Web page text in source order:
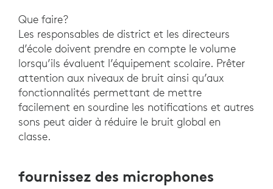
Que faire?
Les responsables de district et les directeurs
d’école doivent prendre en compte le volume
lorsqu’ils évaluent l’équipement scolaire. Prêter
attention aux niveaux de bruit ainsi qu’aux
fonctionnalités permettant de mettre
facilement en sourdine les notifications et autres
sons peut aider à réduire le bruit global en
classe.
fournissez des microphones